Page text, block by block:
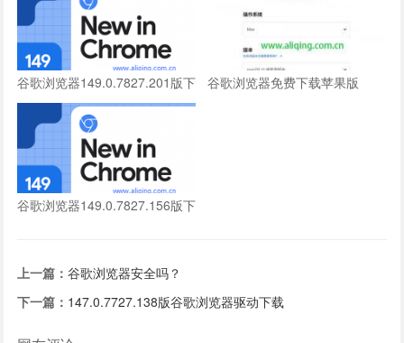
谷歌浏览器149.0.7827.201版下
载
谷歌浏览器免费下载苹果版
谷歌浏览器149.0.7827.156版下
上一篇：谷歌浏览器安全吗？
下一篇： 147.0.7727.138版谷歌浏览器驱动下载